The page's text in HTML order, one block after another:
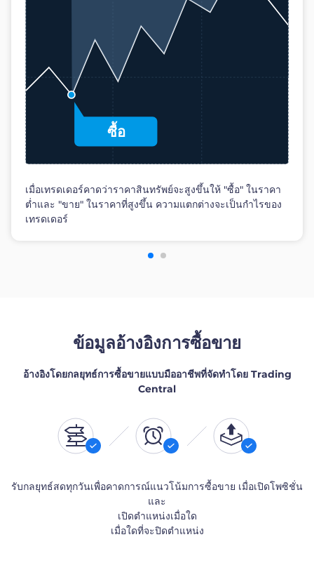
เมื่อเทรดเดอร์คาดว่าราคาสินทรัพย์จะสูงขึ้นให้ "ซื้อ" ในราคา
ต่ำและ "ขาย" ในราคาที่สูงขึ้น ความแตกต่างจะเป็นกำไรของ
เทรดเดอร์
ข้อมูลอ้างอิงการซื้อขาย
อ้างอิงโดยกลยุทธ์การซื้อขายแบบมืออาชีพที่จัดทำโดย Trading
Central
รับกลยุทธ์สดทุกวันเพื่อคาดการณ์แนวโน้มการซื้อขาย เมื่อเปิดโพซิชั่น
และ
เปิดตำแหน่งเมื่อใด
เมื่อใดที่จะปิดตำแหน่ง